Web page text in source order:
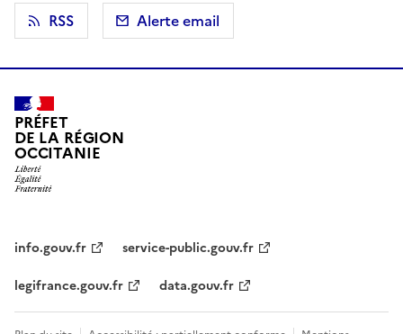
RSS
Alerte email
PRÉFET
DE LA RÉGION
OCCITANIE
info.gouv.fr
service-public.gouv.fr
legifrance.gouv.fr
data.gouv.fr